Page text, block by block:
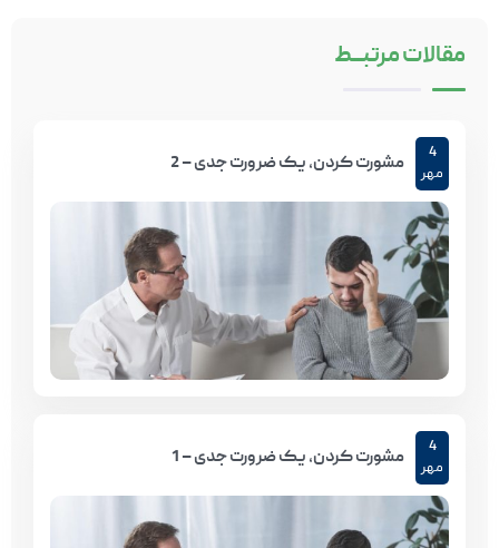
مقالاتمرتبـــط
4
مهر
مشورت کردن، یک ضرورت جدی – 2
4
مهر
مشورت کردن، یک ضرورت جدی – 1